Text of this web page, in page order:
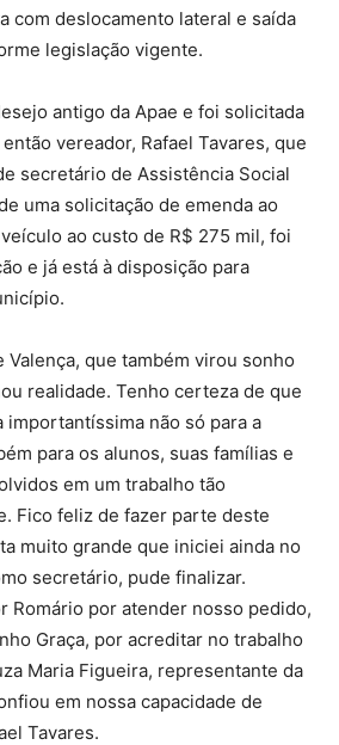
com deslocamento lateral e saída
legislação vigente.
antigo da Apae e foi solicitada
vereador, Rafael Tavares, que
secretário de Assistência Social
uma solicitação de emenda ao
ao custo de R$ 275 mil, foi
e já está à disposição para
Valença, que também virou sonho
realidade. Tenho certeza de que
importantíssima não só para a
para os alunos, suas famílias e
em um trabalho tão
Fico feliz de fazer parte deste
muito grande que iniciei ainda no
secretário, pude finalizar.
Romário por atender nosso pedido,
Graça, por acreditar no trabalho
Maria Figueira, representante da
em nossa capacidade de
Tavares.